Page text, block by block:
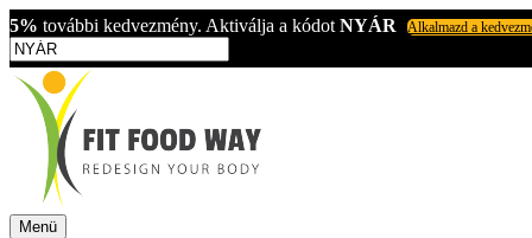
5% további kedvezmény. Aktiválja a kódot NYÁR Alkalmazd a
Menü